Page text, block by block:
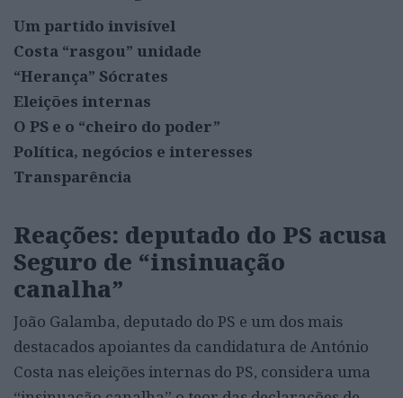
Um partido invisível
Costa “rasgou” unidade
“Herança” Sócrates
Eleições internas
O PS e o “cheiro do poder”
Política, negócios e interesses
Transparência
Reações: deputado do PS acusa
Seguro de “insinuação
canalha”
João Galamba, deputado do PS e um dos mais
destacados apoiantes da candidatura de António
Costa nas eleições internas do PS, considera uma